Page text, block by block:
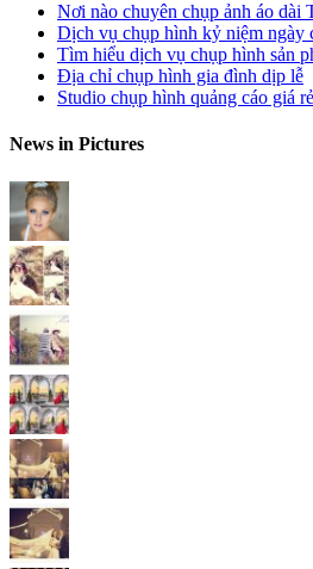
Nơi nào chuyên chụp ảnh áo dài
Dịch vụ chụp hình kỷ niệm ngày
Tìm hiểu dịch vụ chụp hình sản
Địa chỉ chụp hình gia đình dịp lễ
Studio chụp hình quảng cáo giá
News in Pictures